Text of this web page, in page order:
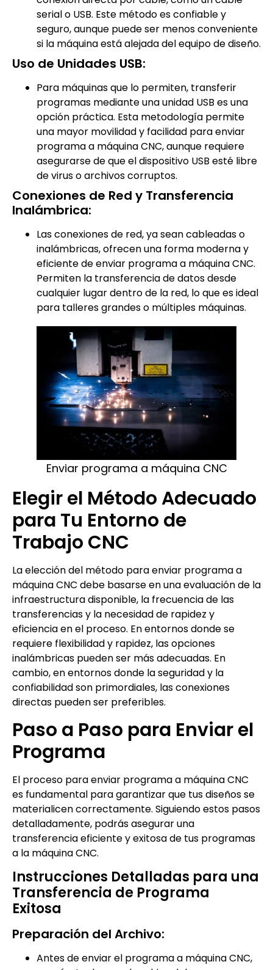
serial o USB. Este método es confiable y
seguro, aunque puede ser menos conveniente
si la máquina está alejada del equipo de diseño.
Uso de Unidades USB:
Para máquinas que lo permiten, transferir
programas mediante una unidad USB es una
opción práctica. Esta metodología permite
una mayor movilidad y facilidad para enviar
programa a máquina CNC, aunque requiere
asegurarse de que el dispositivo USB esté libre
de virus o archivos corruptos.
Conexiones de Red y Transferencia
Inalámbrica:
Las conexiones de red, ya sean cableadas o
inalámbricas, ofrecen una forma moderna y
eficiente de enviar programa a máquina CNC.
Permiten la transferencia de datos desde
cualquier lugar dentro de la red, lo que es ideal
para talleres grandes o múltiples máquinas.
Enviar programa a máquina CNC
Elegir el Método Adecuado
para Tu Entorno de
Trabajo CNC
La elección del método para enviar programa a
máquina CNC debe basarse en una evaluación de la
infraestructura disponible, la frecuencia de las
transferencias y la necesidad de rapidez y
eficiencia en el proceso. En entornos donde se
requiere flexibilidad y rapidez, las opciones
inalámbricas pueden ser más adecuadas. En
cambio, en entornos donde la seguridad y la
confiabilidad son primordiales, las conexiones
directas pueden ser preferibles.
Paso a Paso para Enviar el
Programa
El proceso para enviar programa a máquina CNC
es fundamental para garantizar que tus diseños se
materialicen correctamente. Siguiendo estos pasos
detalladamente, podrás asegurar una
transferencia eficiente y exitosa de tus programas
a la máquina CNC.
Instrucciones Detalladas para una
Transferencia de Programa
Exitosa
Preparación del Archivo:
Antes de enviar el programa a máquina CNC,